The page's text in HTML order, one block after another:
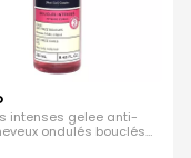
intenses gelee anti-
ondulés bouclés